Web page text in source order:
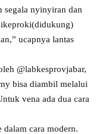
segala nyinyiran dan
ucapnya lantas
@labkesprovjabar,
bisa diambil melalui
vena ada dua cara
cara modern.